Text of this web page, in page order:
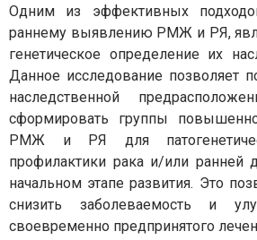
Одним из эффективных
раннему выявлению РМЖ и РЯ,
генетическое определение их
Данное исследование позволяет
наследственной
сформировать группы
РМЖ и РЯ для
профилактики рака и/или ранней
начальном этапе развития. Это
снизить заболеваемость и
своевременно предпринятого